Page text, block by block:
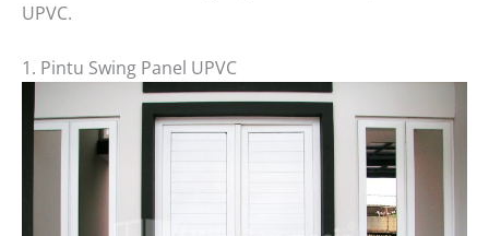
UPVC.
1. Pintu Swing Panel UPVC